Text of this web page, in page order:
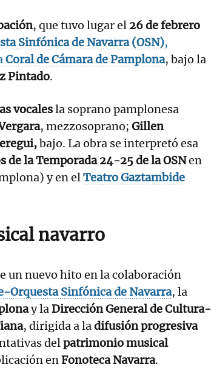
, que tuvo lugar el 26 de febrero
Sinfónica de Navarra (OSN),
Coral de Cámara de Pamplona, bajo la
Pintado.
vocalesla soprano pamplonesa
, mezzosoprano; Gillen
bajo. La obra se interpretó esa
de la Temporada 24-25 de la OSNen
y en elTeatro Gaztambide
navarro
un nuevo hito en la colaboración
Orquesta Sinfónica de Navarra, la
y laDirección General de Cultura-
, dirigida a ladifusión progresiva
delpatrimonio musical
enFonoteca Navarra.